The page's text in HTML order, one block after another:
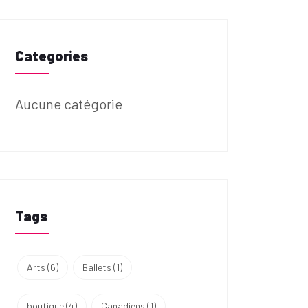
Categories
Aucune catégorie
Tags
Arts (6) Ballets (1)
boutique(4) Canadiens (1)